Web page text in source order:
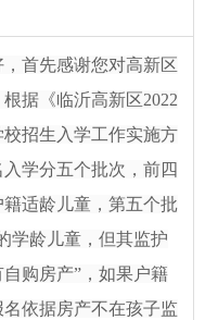
首先感谢您对高新区
据《临沂高新区2022
招生入学工作实施方
学分五个批次，前四
适龄儿童，第五个批
学龄儿童，但其监护
购房产”，如果户籍
依据房产不在孩子监